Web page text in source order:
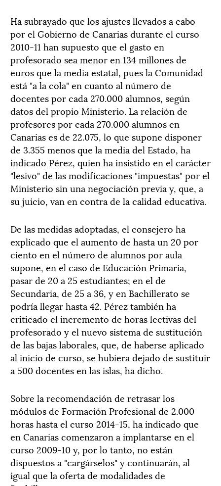
Ha subrayado que los ajustes llevados a cabo
por el Gobierno de Canarias durante el curso
2010-11 han supuesto que el gasto en
profesorado sea menor en 134 millones de
euros que la media estatal, pues la Comunidad
está "a la cola" en cuanto al número de
docentes por cada 270.000 alumnos, según
datos del propio Ministerio. La relación de
profesores por cada 270.000 alumnos en
Canarias es de 22.075, lo que supone disponer
de 3.355 menos que la media del Estado, ha
indicado Pérez, quien ha insistido en el carácter
"lesivo" de las modificaciones "impuestas" por el
Ministerio sin una negociación previa y, que, a
su juicio, van en contra de la calidad educativa.
De las medidas adoptadas, el consejero ha
explicado que el aumento de hasta un 20 por
ciento en el número de alumnos por aula
supone, en el caso de Educación Primaria,
pasar de 20 a 25 estudiantes; en el de
Secundaria, de 25 a 36, y en Bachillerato se
podría llegar hasta 42. Pérez también ha
criticado el incremento de horas lectivas del
profesorado y el nuevo sistema de sustitución
de las bajas laborales, que, de haberse aplicado
al inicio de curso, se hubiera dejado de sustituir
a 500 docentes en las islas, ha dicho.
Sobre la recomendación de retrasar los
módulos de Formación Profesional de 2.000
horas hasta el curso 2014-15, ha indicado que
en Canarias comenzaron a implantarse en el
curso 2009-10 y, por lo tanto, no están
dispuestos a "cargárselos" y continuarán, al
igual que la oferta de modalidades de